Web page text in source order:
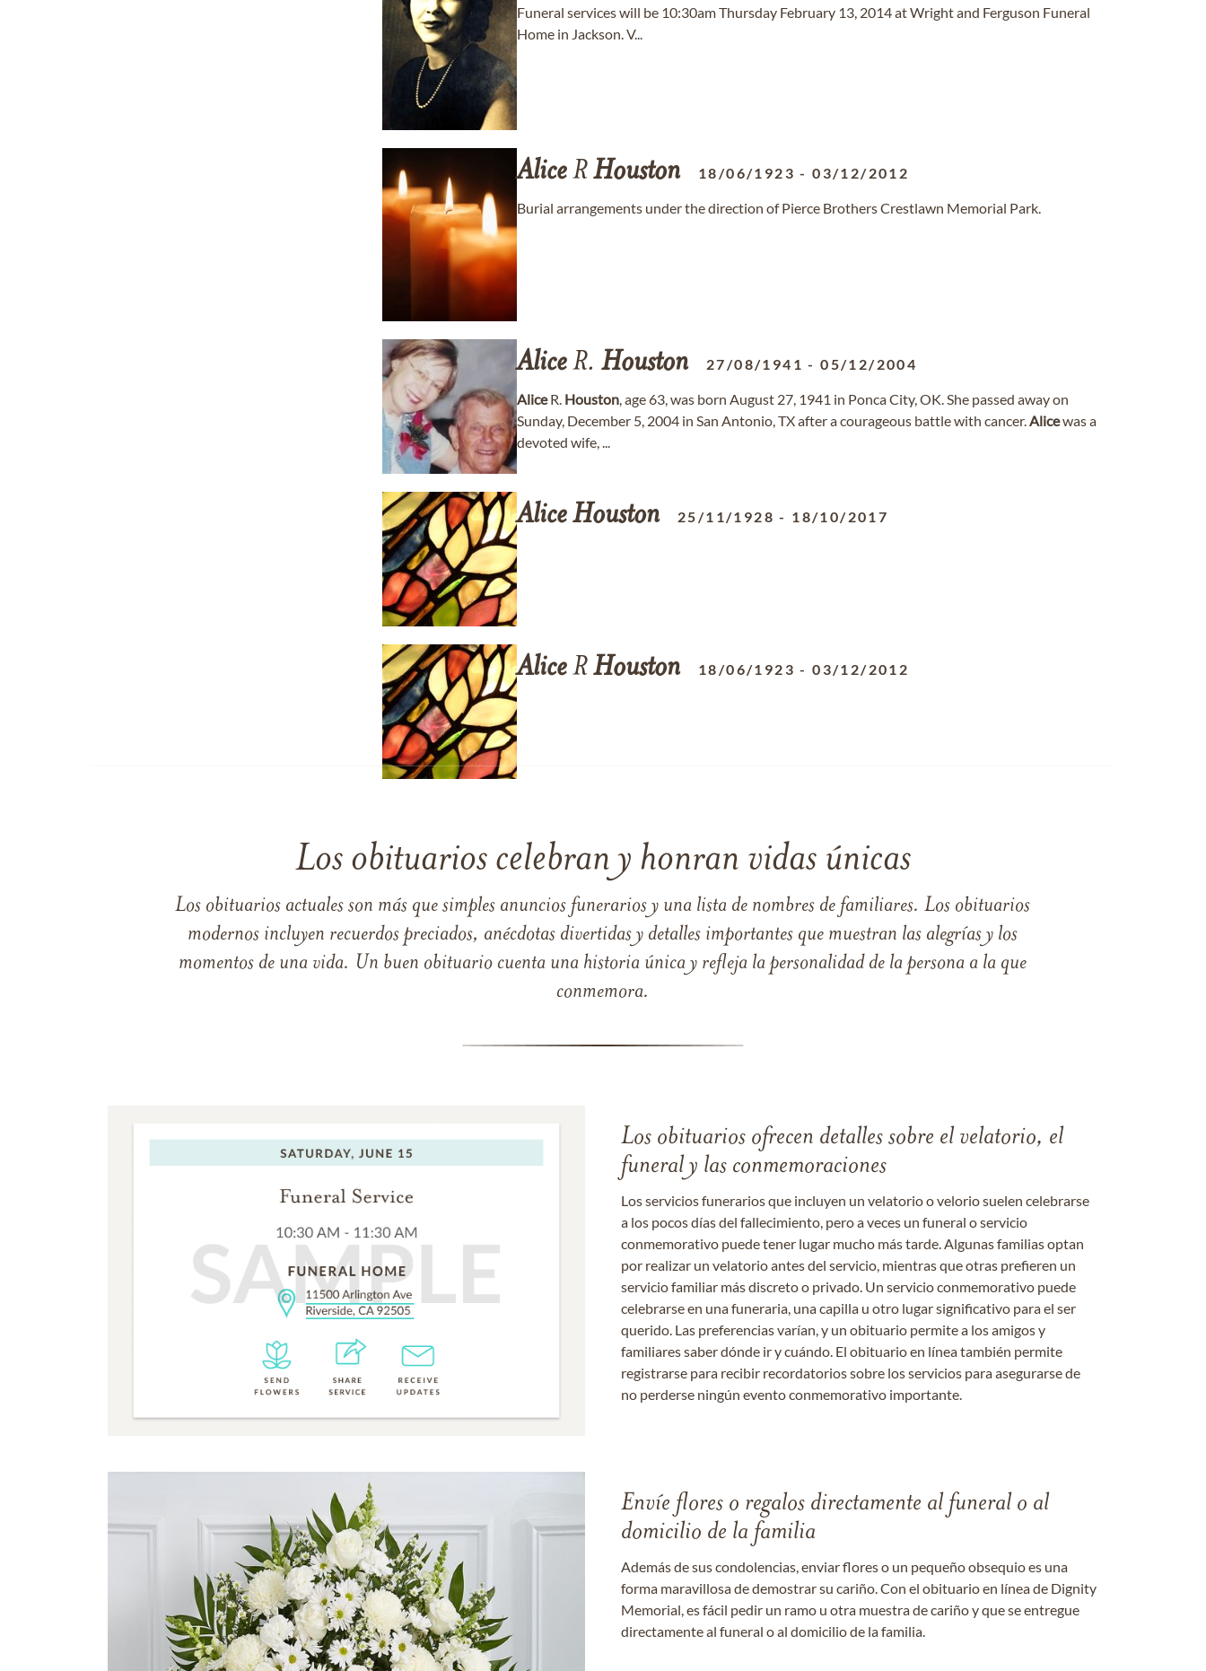
Funeral services will be 10:30am Thursday February 13, 2014 at Wright and Ferguson Funeral
Home in Jackson. V...
AliceRHouston 18/06/1923 -03/12/2012
Burial arrangements under the direction of Pierce Brothers Crestlawn Memorial Park.
AliceR. Houston 27/08/1941 -05/12/2004
AliceR. Houston, age 63, was born August 27, 1941 in Ponca City, OK. She passed away on
Sunday, December 5, 2004 in San Antonio, TX after a courageous battle with cancer.Alicewas a
devoted wife, ...
AliceHouston 25/11/1928 - 18/10/2017
AliceRHouston 18/06/1923 -03/12/2012
Los obituarios celebran y honran vidas únicas
Los obituarios actuales son más que simples anuncios funerarios y una lista de nombres de familiares. Los obituarios
modernos incluyen recuerdos preciados, anécdotas divertidas y detalles importantes que muestran las alegrías y los
momentos de una vida. Un buen obituario cuenta una historia única y refleja la personalidad de la persona a la que
conmemora.
Los obituarios ofrecen detalles sobre el velatorio, el
funeral y las conmemoraciones
Los servicios funerarios que incluyen un velatorio o velorio suelen celebrarse
a los pocos días del fallecimiento, pero a veces un funeral o servicio
conmemorativo puede tener lugar mucho más tarde. Algunas familias optan
por realizar un velatorio antes del servicio, mientras que otras prefieren un
servicio familiar más discreto o privado. Un servicio conmemorativo puede
celebrarse en una funeraria, una capilla u otro lugar significativo para el ser
querido. Las preferencias varían, y un obituario permite a los amigos y
familiares saber dónde ir y cuándo. El obituario en línea también permite
registrarse para recibir recordatorios sobre los servicios para asegurarse de
no perderse ningún evento conmemorativo importante.
Envíe flores o regalos directamente al funeral o al
domicilio de la familia
Además de sus condolencias, enviar flores o un pequeño obsequio es una
forma maravillosa de demostrar su cariño. Con el obituario en línea de Dignity
Memorial, es fácil pedir un ramo u otra muestra de cariño y que se entregue
directamente al funeral o al domicilio de la familia.